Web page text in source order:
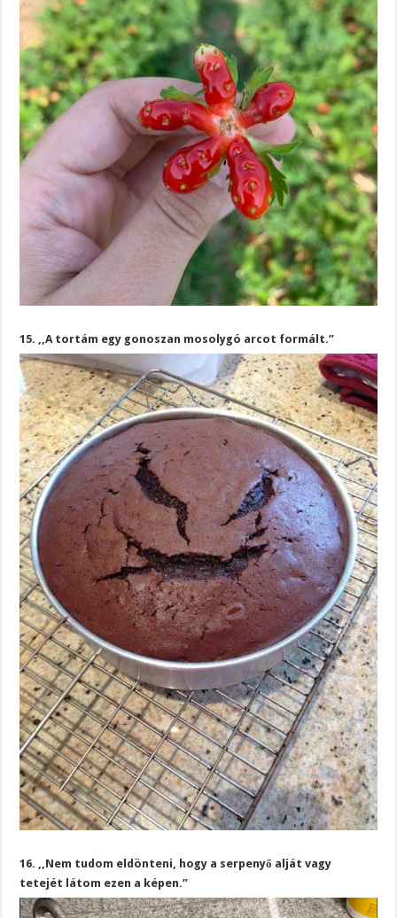
15. ,,A tortám egy gonoszan mosolygó arcot formált.”
16. ,,Nem tudom eldönteni, hogy a serpenyő alját vagy
tetejét látom ezen a képen.”